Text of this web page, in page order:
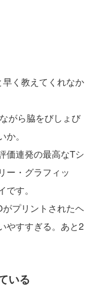
く教えてくれなか
がら脇をびしょび
。
価連発の最高なTシ
ー・グラフィッ
す。
プリントされたヘ
やすすぎる。あと2
いる